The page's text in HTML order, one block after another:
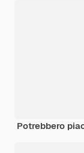
Potrebbero